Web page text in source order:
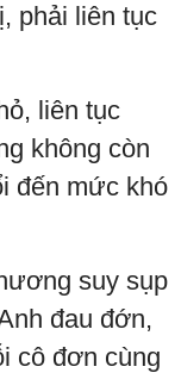
phải liên tục
liên tục
không còn
đến mức khó
suy sụp
đau đớn,
cô đơn cùng